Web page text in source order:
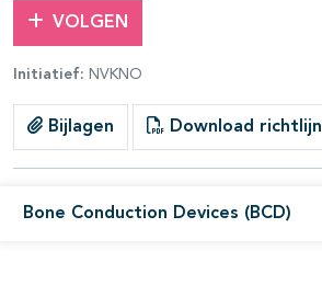
VOLGEN
Initiatief: NVKNO
Bijlagen Download richtlijn
Bone Conduction Devices (BCD)